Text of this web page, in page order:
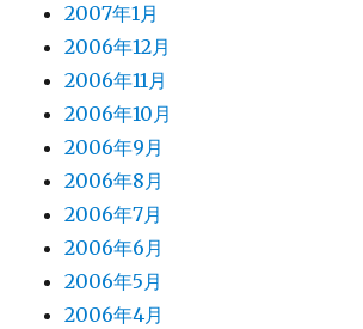
2007年1月
2006年12月
2006年11月
2006年10月
2006年9月
2006年8月
2006年7月
2006年6月
2006年5月
2006年4月